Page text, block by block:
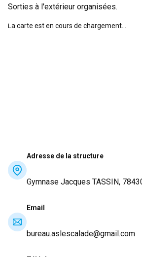
Sorties à l'extérieur organisées.
La carte est en cours de chargement...
Adresse de la structure
Gymnase Jacques TASSIN,
Email
bureau.aslescalade@gmail.com